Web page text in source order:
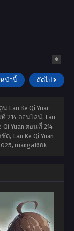
น้านี้ ถัดไป
Lan Ke Qi Yuan
214 ออนไลน์, Lan
Yuan ตอนที่ 214
ด, Lan Ke Qi Yuan
, manga168k